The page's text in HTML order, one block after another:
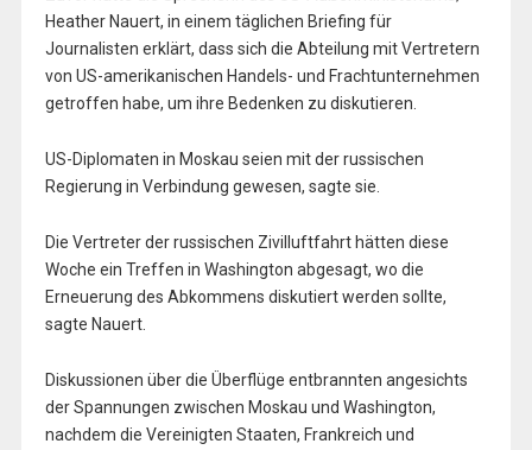
Heather Nauert, in einem täglichen Briefing für
Journalisten erklärt, dass sich die Abteilung mit Vertretern
von US-amerikanischen Handels- und Frachtunternehmen
getroffen habe, um ihre Bedenken zu diskutieren.
US-Diplomaten in Moskau seien mit der russischen
Regierung in Verbindung gewesen, sagte sie.
Die Vertreter der russischen Zivilluftfahrt hätten diese
Woche ein Treffen in Washington abgesagt, wo die
Erneuerung des Abkommens diskutiert werden sollte,
sagte Nauert.
Diskussionen über die Überflüge entbrannten angesichts
der Spannungen zwischen Moskau und Washington,
nachdem die Vereinigten Staaten, Frankreich und